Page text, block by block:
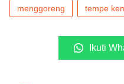
menggoreng tempe
Ikuti